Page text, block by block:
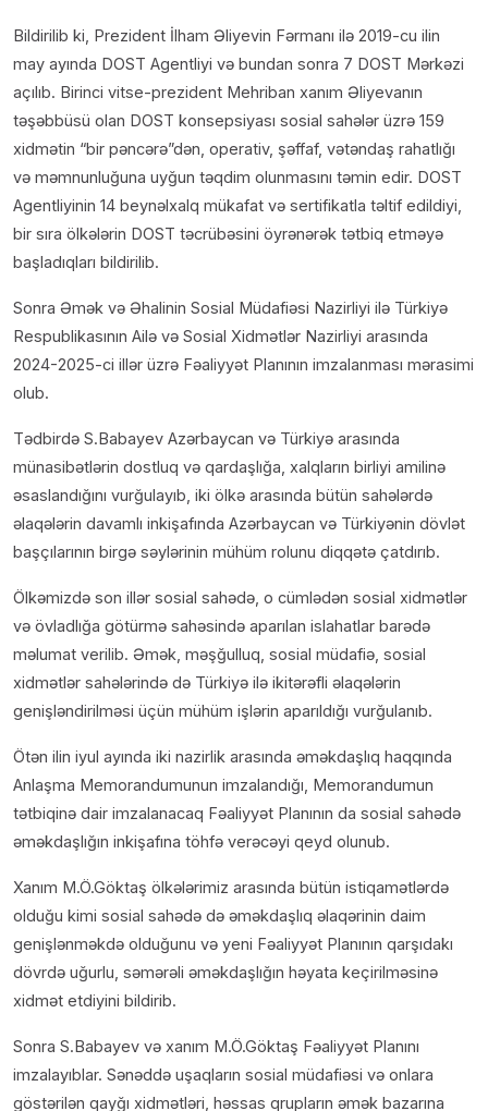
Bildirilib ki, Prezident İlham Əliyevin Fərmanı ilə 2019-cu ilin
may ayında DOST Agentliyi və bundan sonra 7 DOST Mərkəzi
açılıb. Birinci vitse-prezident Mehriban xanım Əliyevanın
təşəbbüsü olan DOST konsepsiyası sosial sahələr üzrə 159
xidmətin “bir pəncərə”dən, operativ, şəffaf, vətəndaş rahatlığı
və məmnunluğuna uyğun təqdim olunmasını təmin edir. DOST
Agentliyinin 14 beynəlxalq mükafat və sertifikatla təltif edildiyi,
bir sıra ölkələrin DOST təcrübəsini öyrənərək tətbiq etməyə
başladıqları bildirilib.
Sonra Əmək və Əhalinin Sosial Müdafiəsi Nazirliyi ilə Türkiyə
Respublikasının Ailə və Sosial Xidmətlər Nazirliyi arasında
2024-2025-ci illər üzrə Fəaliyyət Planının imzalanması mərasimi
olub.
Tədbirdə S.Babayev Azərbaycan və Türkiyə arasında
münasibətlərin dostluq və qardaşlığa, xalqların birliyi amilinə
əsaslandığını vurğulayıb, iki ölkə arasında bütün sahələrdə
əlaqələrin davamlı inkişafında Azərbaycan və Türkiyənin dövlət
başçılarının birgə səylərinin mühüm rolunu diqqətə çatdırıb.
Ölkəmizdə son illər sosial sahədə, o cümlədən sosial xidmətlər
və övladlığa götürmə sahəsində aparılan islahatlar barədə
məlumat verilib. Əmək, məşğulluq, sosial müdafiə, sosial
xidmətlər sahələrində də Türkiyə ilə ikitərəfli əlaqələrin
genişləndirilməsi üçün mühüm işlərin aparıldığı vurğulanıb.
Ötən ilin iyul ayında iki nazirlik arasında əməkdaşlıq haqqında
Anlaşma Memorandumunun imzalandığı, Memorandumun
tətbiqinə dair imzalanacaq Fəaliyyət Planının da sosial sahədə
əməkdaşlığın inkişafına töhfə verəcəyi qeyd olunub.
Xanım M.Ö.Göktaş ölkələrimiz arasında bütün istiqamətlərdə
olduğu kimi sosial sahədə də əməkdaşlıq əlaqərinin daim
genişlənməkdə olduğunu və yeni Fəaliyyət Planının qarşıdakı
dövrdə uğurlu, səmərəli əməkdaşlığın həyata keçirilməsinə
xidmət etdiyini bildirib.
Sonra S.Babayev və xanım M.Ö.Göktaş Fəaliyyət Planını
imzalayıblar. Sənəddə uşaqların sosial müdafiəsi və onlara
göstərilən qayğı xidmətləri, həssas qrupların əmək bazarına